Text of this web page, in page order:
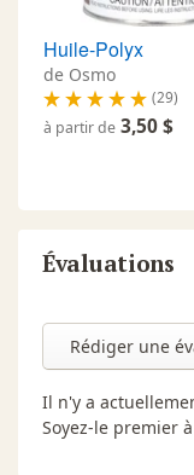
Huile-Polyx
de Osmo
(29)
à partir de 3,50 $
Évaluations
Rédiger une
Il n'y a
Soyez-le premier